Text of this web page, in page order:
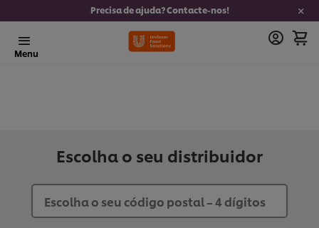
Precisa de ajuda? Contacte-nos!
Menu
Escolha o seu distribuidor